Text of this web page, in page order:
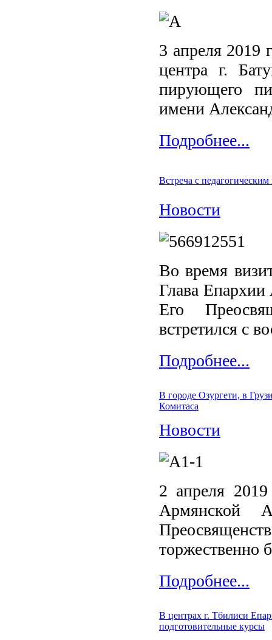
3 апреля 2019
центра г.
пирующего
имени
Подробнее...
Встреча с
Новости
Во время
Глава
Его
встретился с
Подробнее...
В городе Озургети, в
Комитаса
Новости
2 апреля
Армянской
торжественно
Подробнее...
В центрах г. Тбилиси
подготовительные курсы